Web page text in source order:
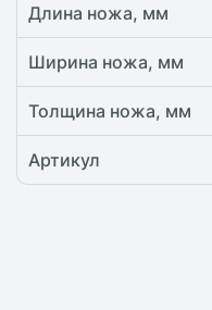
Длина ножа, мм
Ширина ножа, мм
Толщина ножа, мм
Артикул